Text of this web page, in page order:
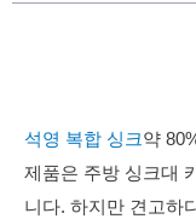
석영 복합 싱크약
제품은 주방 싱크대
니다. 하지만 견고하